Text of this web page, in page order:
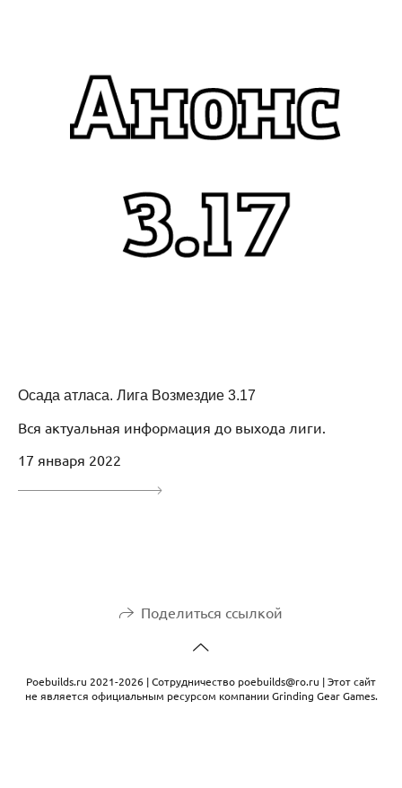
Осада атласа. Лига Возмездие 3.17
Вся актуальная информация до выхода лиги.
17 января 2022
Поделиться ссылкой
Рoebuilds.ru 2021-2026 | Сотрудничество poebuilds@ro.ru | Этот сайт
не является официальным ресурсом компании Grinding Gear Games.